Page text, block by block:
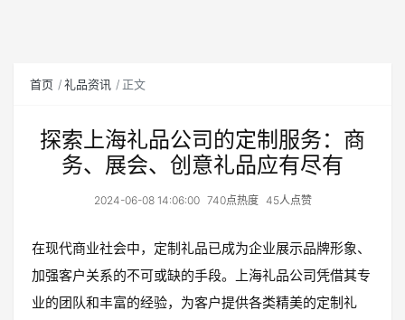
首页 礼品资讯 正文
探索上海礼品公司的定制服务：商
务、展会、创意礼品应有尽有
2024-06-08 14:06:00 740点热度 45人点赞
在现代商业社会中，定制礼品已成为企业展示品牌形象、
加强客户关系的不可或缺的手段。上海礼品公司凭借其专
业的团队和丰富的经验，为客户提供各类精美的定制礼